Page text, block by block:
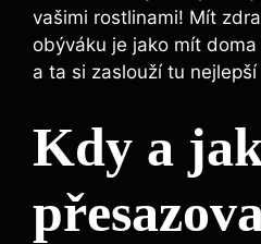
vašimi rostlinami! Mít
obýváku je jako mít
a ‌ta si zaslouží tu
Kdy a